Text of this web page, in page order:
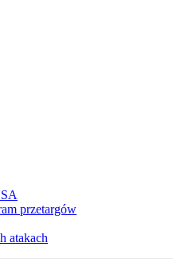
przetargów
atakach